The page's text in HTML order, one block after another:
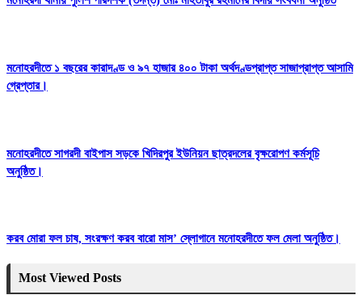
মনোহরদীতে ১ বছরের কারাদণ্ড ও ৯৭ হাজার ৪০০ টাকা অর্থদণ্ডপ্রাপ্ত সাজাপ্রাপ্ত আসামি
গ্রেপ্তার।
মনোহরদীতে সাগরদী বাইপাস সড়কে খিদিরপুর ইউনিয়ন ছাত্রদলের বৃক্ষরোপণ কর্মসূচি
অনুষ্ঠিত।
করব মোরা ফল চাষ, সংরক্ষণ করব বারো মাস’ স্লোগানে মনোহরদীতে ফল মেলা অনুষ্ঠিত।
Most Viewed Posts